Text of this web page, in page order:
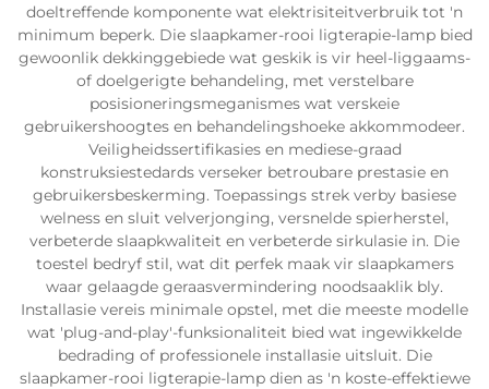
doeltreffende komponente wat elektrisiteitverbruik tot 'n
minimum beperk. Die slaapkamer-rooi ligterapie-lamp bied
gewoonlik dekkinggebiede wat geskik is vir heel-liggaams-
of doelgerigte behandeling, met verstelbare
posisioneringsmeganismes wat verskeie
gebruikershoogtes en behandelingshoeke akkommodeer.
Veiligheidssertifikasies en mediese-graad
konstruksiestedards verseker betroubare prestasie en
gebruikersbeskerming. Toepassings strek verby basiese
welness en sluit velverjonging, versnelde spierherstel,
verbeterde slaapkwaliteit en verbeterde sirkulasie in. Die
toestel bedryf stil, wat dit perfek maak vir slaapkamers
waar gelaagde geraasvermindering noodsaaklik bly.
Installasie vereis minimale opstel, met die meeste modelle
wat 'plug-and-play'-funksionaliteit bied wat ingewikkelde
bedrading of professionele installasie uitsluit. Die
slaapkamer-rooi ligterapie-lamp dien as 'n koste-effektiewe